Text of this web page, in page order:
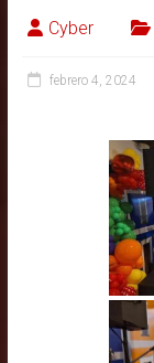
Cyber
febrero 4, 2024